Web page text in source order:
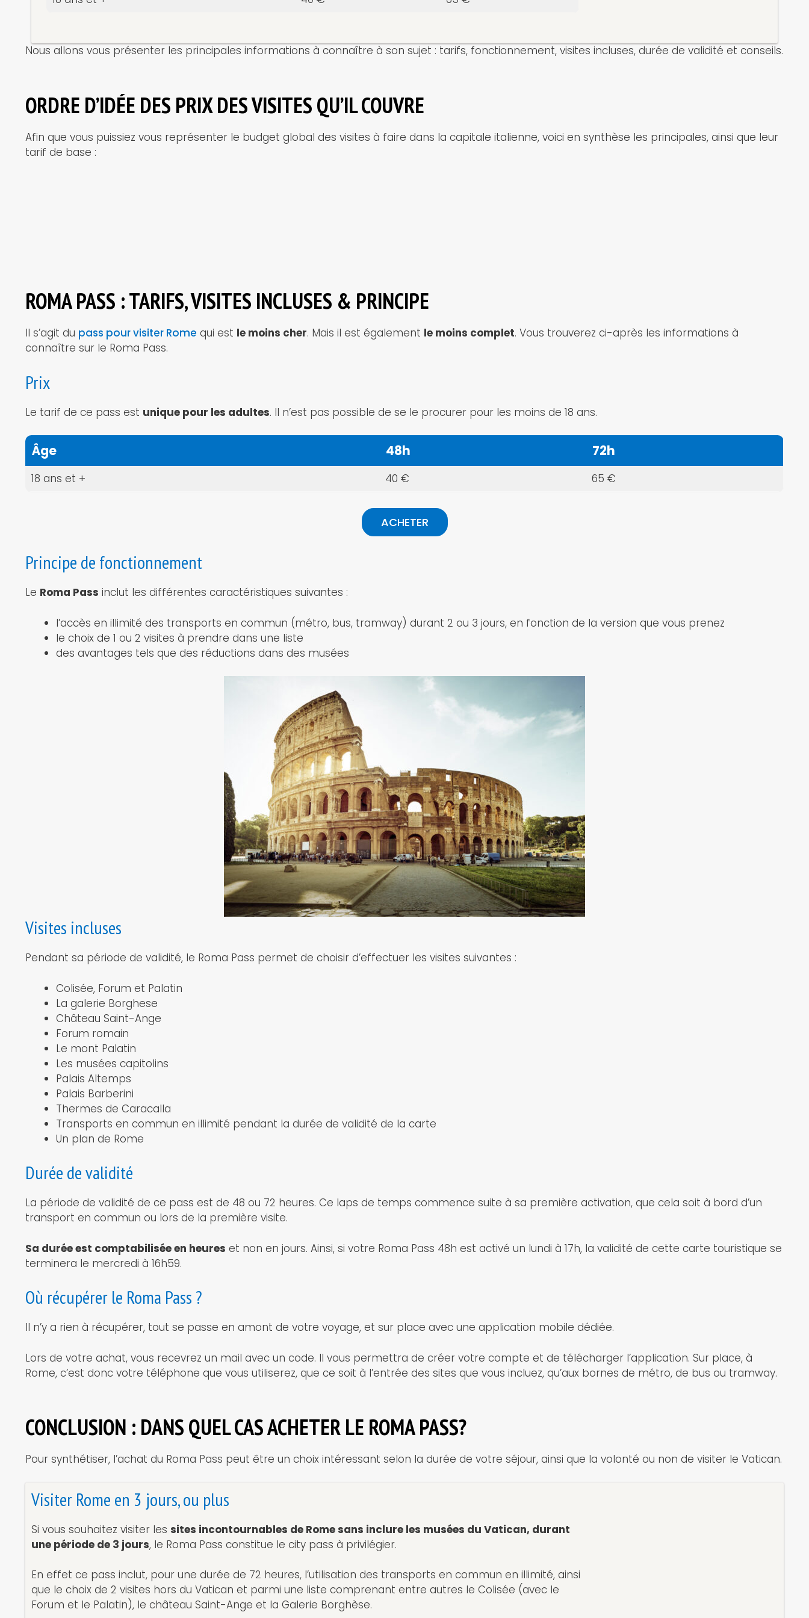
Nous allons vous présenter les principales informations à connaître à son sujet : tarifs, fonctionnement, visites incluses, durée de validité et conseils.
ORDRE D’IDÉE DES PRIX DES VISITES QU’IL COUVRE
Afin que vous puissiez vous représenter le budget global des visites à faire dans la capitale italienne, voici en synthèse les principales, ainsi que leur
tarif de base :
ROMA PASS : TARIFS, VISITES INCLUSES & PRINCIPE
Il s’agit du pass pour visiter Rome qui est le moins cher. Mais il est également le moins complet. Vous trouverez ci-après les informations à
connaître sur le Roma Pass.
Prix
Le tarif de ce pass est unique pour les adultes. Il n’est pas possible de se le procurer pour les moins de 18 ans.
Âge 48h 72h
18 ans et + 40 € 65 €
ACHETER
Principe de fonctionnement
Le Roma Pass inclut les différentes caractéristiques suivantes :
l’accès en illimité des transports en commun (métro, bus, tramway) durant 2 ou 3 jours, en fonction de la version que vous prenez
le choix de 1 ou 2 visites à prendre dans une liste
des avantages tels que des réductions dans des musées
Visites incluses
Pendant sa période de validité, le Roma Pass permet de choisir d’effectuer les visites suivantes :
Colisée, Forum et Palatin
La galerie Borghese
Château Saint-Ange
Forum romain
Le mont Palatin
Les musées capitolins
Palais Altemps
Palais Barberini
Thermes de Caracalla
Transports en commun en illimité pendant la durée de validité de la carte
Un plan de Rome
Durée de validité
La période de validité de ce pass est de 48 ou 72 heures. Ce laps de temps commence suite à sa première activation, que cela soit à bord d’un
transport en commun ou lors de la première visite.
Sa durée est comptabilisée en heures et non en jours. Ainsi, si votre Roma Pass 48h est activé un lundi à 17h, la validité de cette carte touristique se
terminera le mercredi à 16h59.
Où récupérer le Roma Pass ?
Il n’y a rien à récupérer, tout se passe en amont de votre voyage, et sur place avec une application mobile dédiée.
Lors de votre achat, vous recevrez un mail avec un code. Il vous permettra de créer votre compte et de télécharger l’application. Sur place, à
Rome, c’est donc votre téléphone que vous utiliserez, que ce soit à l’entrée des sites que vous incluez, qu’aux bornes de métro, de bus ou tramway.
CONCLUSION : DANS QUEL CAS ACHETER LE ROMA PASS?
Pour synthétiser, l’achat du Roma Pass peut être un choix intéressant selon la durée de votre séjour, ainsi que la volonté ou non de visiter le Vatican.
Visiter Rome en 3 jours, ou plus
Si vous souhaitez visiter les sites incontournables de Rome sans inclure les musées du Vatican, durant
une période de 3 jours, le Roma Pass constitue le city pass à privilégier.
En effet ce pass inclut, pour une durée de 72 heures, l’utilisation des transports en commun en illimité, ainsi
que le choix de 2 visites hors du Vatican et parmi une liste comprenant entre autres le Colisée (avec le
Forum et le Palatin), le château Saint-Ange et la Galerie Borghèse.